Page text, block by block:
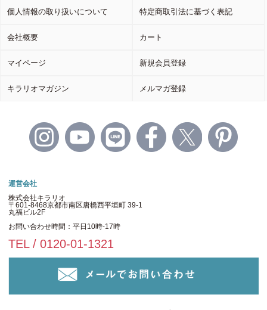
個人情報の取り扱いについて 特定商取引法に基づく表記
会社概要 カート
マイページ 新規会員登録
キラリオマガジン メルマガ登録
運営会社
株式会社キラリオ
〒601-8468京都市南区唐橋西平垣町 39-1
丸福ビル2F
お問い合わせ時間：平日10時-17時
TEL / 0120-01-1321